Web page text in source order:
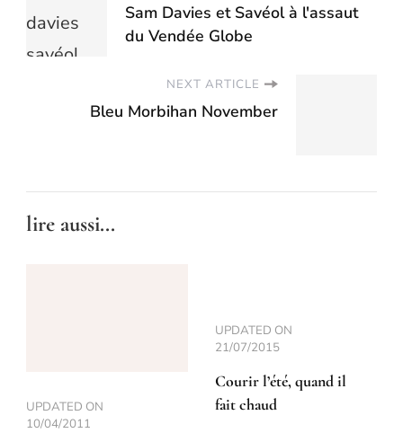
Sam Davies et Savéol à l'assaut
du Vendée Globe
NEXT ARTICLE
Bleu Morbihan November
lire aussi...
UPDATED ON
10/04/2011
UPDATED ON
21/07/2015
Courir l’été, quand il
fait chaud